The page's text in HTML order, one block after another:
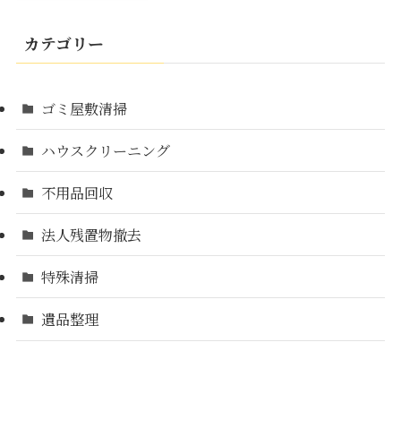
カテゴリー
ゴミ屋敷清掃
ハウスクリーニング
不用品回収
法人残置物撤去
特殊清掃
遺品整理